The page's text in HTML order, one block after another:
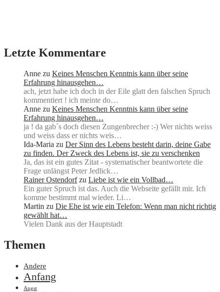
Letzte Kommentare
Anne zu Keines Menschen Kenntnis kann über seine
Erfahrung hinausgehen…
ach, jetzt habe ich doch in der Eile glatt den falschen Spruch
kommentiert ! ich meinte do…
Anne zu Keines Menschen Kenntnis kann über seine
Erfahrung hinausgehen…
ja ! da gab´s doch diesen Zungenbrecher :-) Wer nichts weiss
und weiss dass er nichts weis…
Ida-Maria zu Der Sinn des Lebens besteht darin, deine Gabe
zu finden. Der Zweck des Lebens ist, sie zu verschenken
Ja, das ist ein gutes Zitat - systematischer beantwortete die
Frage unlängst Peter Jedlick…
Rainer Ostendorf zu Liebe ist wie ein Vollbad…
Ein guter Spruch ist das. Auch die Webseite gefällt mir. Ich
komme bestimmt mal wieder. Li…
Martin zu Die Ehe ist wie ein Telefon: Wenn man nicht richtig
gewählt hat…
Vielen Dank aus der Hauptstadt
Themen
Andere
Anfang
Angst